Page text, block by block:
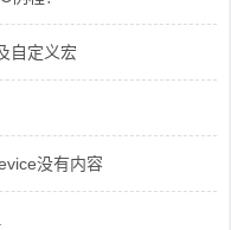
自定义宏
没有内容